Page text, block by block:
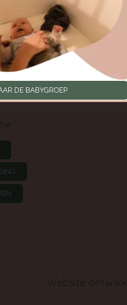
Website
DE BABYGROEP